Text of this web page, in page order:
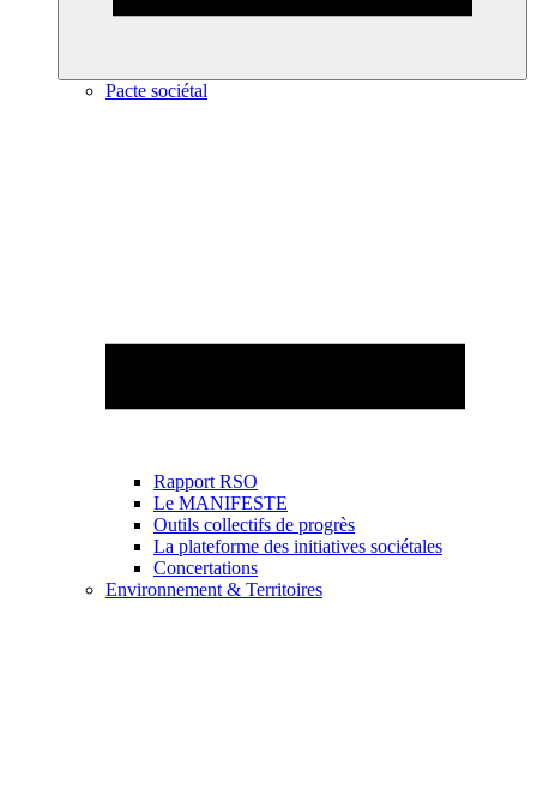
Pacte sociétal
Rapport RSO
Le MANIFESTE
Outils collectifs de progrès
La plateforme des initiatives sociétales
Concertations
Environnement & Territoires